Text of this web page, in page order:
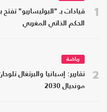
1
قيادات بـ "البوليساريو"
الحكم الذاتي المغربي
2
رياضة
تقارير: إسبانيا والبرتغال
مونديال 2030